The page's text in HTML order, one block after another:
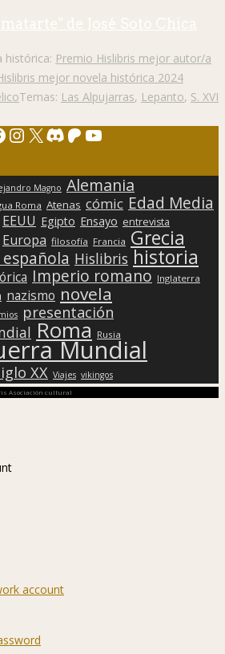
de José Soto Chica
histórica: Premio Hislibris mejor autor/a
mejor novela histórica 2024
Temas: Las Alpujarras, Lepanto, S. XVI
Instagram
X Discord
Patreon
YouTube
Magno Alemania
Roma Atenas cómic Edad Media
EEUU Egipto Ensayo entrevista
Europa filosofía Francia Grecia
Hislibris historia
Imperio romano Inglaterra
nazismo novela
presentación
Roma Rusia
Mundial
XX Viajes vikingos
Asociación cultural
account